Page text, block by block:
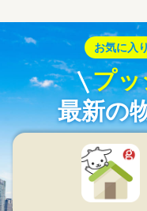
お気に入
プッ
最新の